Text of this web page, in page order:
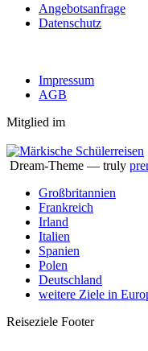
Angebotsanfrage
Datenschutz
Impressum
AGB
Mitglied im
Dream-Theme — truly
Großbritannien
Frankreich
Irland
Italien
Spanien
Polen
Deutschland
weitere Ziele in
Reiseziele Footer